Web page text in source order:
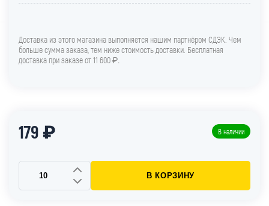
Доставка из этого магазина выполняется нашим партнёром СДЭК. Чем
больше сумма заказа, тем ниже стоимость доставки. Бесплатная
доставка при заказе от 11 600 ₽.
179 ₽ В наличии
В КОРЗИНУ